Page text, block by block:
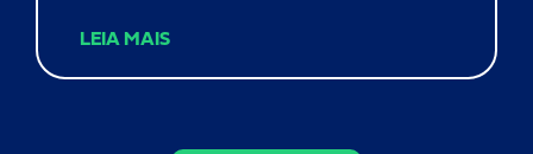
base nas posições de 31.12.2025, nos termos
das Resoluções CVM nºs 21 e 19,
LEIA MAIS